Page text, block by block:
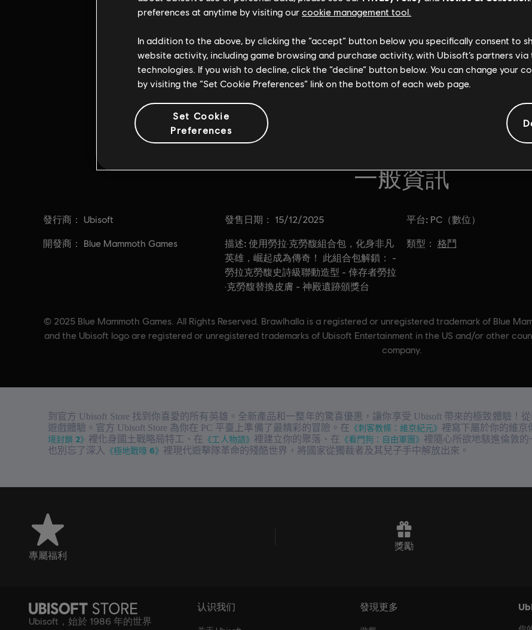
一般資訊
發行商： Ubisoft
開發商： Blue Mammoth Games
發售日期： 15/12/2025
描述: 使用勞拉·克勞馥組合包，化身非凡
英雄，崛起成為傳奇！ 此組合包解鎖： -
勞拉克勞馥史詩級聯動造型 - 倖存者勞拉
·克勞馥替換皮膚 - 神殿遺跡頒獎台
平台: PC（數位）
類型： 格鬥
© 2025 Blue Mammoth Games. All Rights Reserved. Brawlhalla is a registered or unregistered trademark of Blue
and the Ubisoft logo are registered or unregistered trademarks of Ubisoft Entertainment in the US and/or other
company.
到官方 Ubisoft Store 找到你喜愛的所有英雄。全新產品和一整年的驚喜優惠，讓你享受 Ubisoft 帶來的極致體驗！
遊戲體驗。官方 Ubisoft Store 為你在 PC 平臺上準備了最精彩的冒險。在 《刺客教條：維京紀元》 裡寫下屬於你的維京
境封鎖 2》 裡化身國土戰略局特工、在 《工人物語》 裡建立你的聚落、在 《看門狗：自由軍團》 裡隨心所欲地駭進倫敦
也別忘了深入 《極地戰嚎 6》 裡現代遊擊隊革命的殘酷世界，將國家從獨裁者及其兒子手中解放出來。
專屬福利
獎勵
Ubisoft，始於 1986 年的世界
认识我们 發現更多
preferences at anytime by visiting our cookie management tool.
In addition to the above, by clicking the “accept” button below you specifically consent to
website activity, including game browsing and purchase activity, with Ubisoft’s partners via
technologies. If you wish to decline, click the “decline” button below. You can change your
by visiting the “Set Cookie Preferences” link on the bottom of each web page.
Set Cookie
Preferences